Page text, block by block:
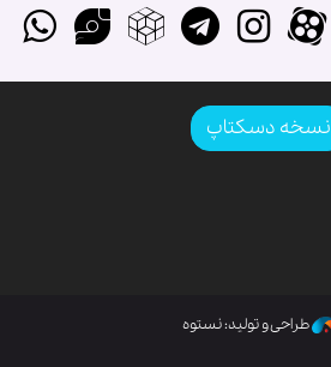
نسخه دسکتاپ
طراحی و تولید: نستوه